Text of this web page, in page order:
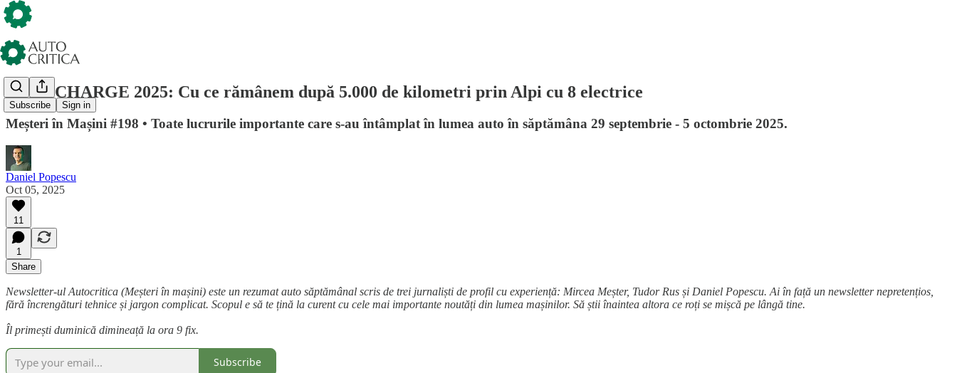
Subscribe Sign in
EUROCHARGE 2025: Cu ce rămânem după 5.000 de kilometri prin Alpi cu 8 electrice
Meșteri în Mașini #198 • Toate lucrurile importante care s-au întâmplat în lumea auto în săptămâna 29 septembrie - 5 octombrie 2025.
Daniel Popescu
Oct 05, 2025
11
1
Share
Newsletter-ul Autocritica (Meșteri în mașini) este un rezumat auto săptămânal scris de trei jurnaliști de profil cu experiență: Mircea Meșter, Tudor Rus și Daniel Popescu. Ai în față un newsletter nepretențios,
fără încrengături tehnice și jargon complicat. Scopul e să te țină la curent cu cele mai importante noutăți din lumea mașinilor. Să știi înaintea altora ce roți se mișcă pe lângă tine.
Îl primești duminică dimineață la ora 9 fix.
Subscribe